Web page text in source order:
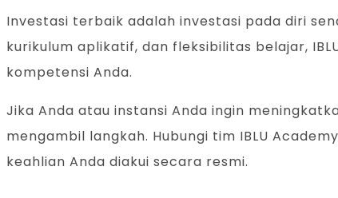
Investasi terbaik adalah investasi pada diri
kurikulum aplikatif, dan fleksibilitas belajar,
kompetensi Anda.
Jika Anda atau instansi Anda ingin
mengambil langkah. Hubungi tim IBLU
keahlian Anda diakui secara resmi.